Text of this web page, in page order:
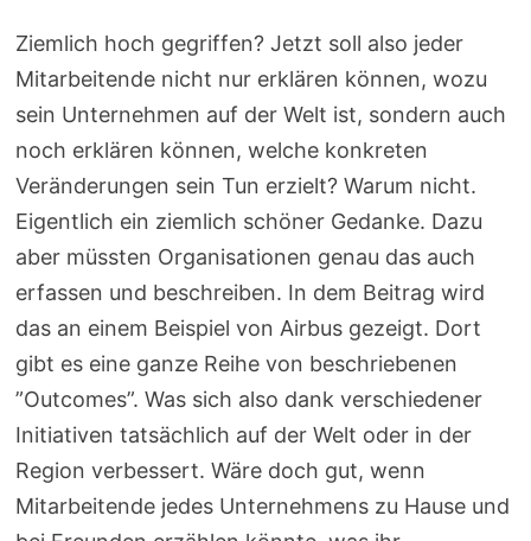
Ziemlich hoch gegriffen? Jetzt soll also jeder
Mitarbeitende nicht nur erklären können, wozu
sein Unternehmen auf der Welt ist, sondern auch
noch erklären können, welche konkreten
Veränderungen sein Tun erzielt? Warum nicht.
Eigentlich ein ziemlich schöner Gedanke. Dazu
aber müssten Organisationen genau das auch
erfassen und beschreiben. In dem Beitrag wird
das an einem Beispiel von Airbus gezeigt. Dort
gibt es eine ganze Reihe von beschriebenen
”Outcomes”. Was sich also dank verschiedener
Initiativen tatsächlich auf der Welt oder in der
Region verbessert. Wäre doch gut, wenn
Mitarbeitende jedes Unternehmens zu Hause und